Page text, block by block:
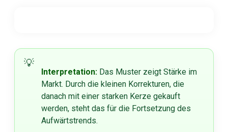
Interpretation: Das Muster zeigt Stärke im
Markt. Durch die kleinen Korrekturen, die
danach mit einer starken Kerze gekauft
werden, steht das für die Fortsetzung des
Aufwärtstrends.